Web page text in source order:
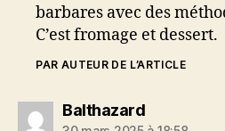
barbares avec des
C’est fromage et dessert.
PAR AUTEUR DE L’ARTICLE
Balthazarddit :